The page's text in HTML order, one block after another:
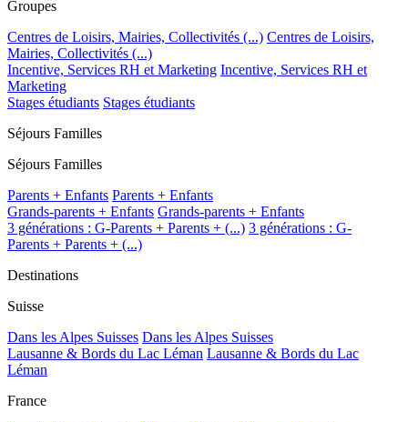
Groupes
Centres de Loisirs, Mairies, Collectivités (...) Centres de Loisirs,
Mairies, Collectivités (...)
Incentive, Services RH et Marketing Incentive, Services RH et
Marketing
Stages étudiants Stages étudiants
Séjours Familles
Séjours Familles
Parents + Enfants Parents + Enfants
Grands-parents + Enfants Grands-parents + Enfants
3 générations : G-Parents + Parents + (...) 3 générations : G-
Parents + Parents + (...)
Destinations
Suisse
Dans les Alpes Suisses Dans les Alpes Suisses
Lausanne & Bords du Lac Léman Lausanne & Bords du Lac
Léman
France